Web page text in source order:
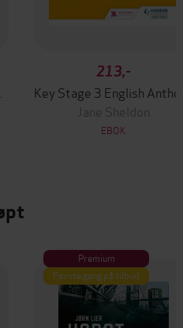
213,-
Jane Sheldon
EBOK
Premium
Første gang på tilbud